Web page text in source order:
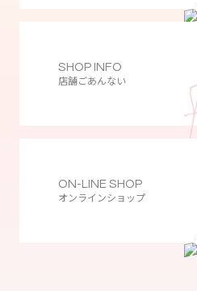
SHOP INFO
店舗ごあんない
ON-LINE SHOP
オンラインショップ